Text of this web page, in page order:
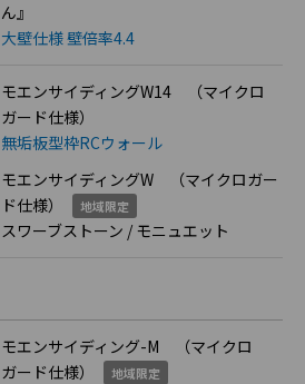
ん』
大壁仕様 壁倍率4.4
モエンサイディングW14 （マイクロ
ガード仕様）
無垢板型枠RCウォール
モエンサイディングW （マイクロガー
ド仕様）
地域限定
スワーブストーン / モニュエット
モエンサイディング-M （マイクロ
ガード仕様）
地域限定